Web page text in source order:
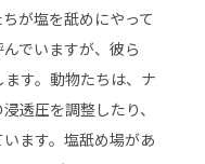
が塩を舐めにやって
でいますが、彼ら
す。動物たちは、ナ
透圧を調整したり、
ます。塩舐め場があ